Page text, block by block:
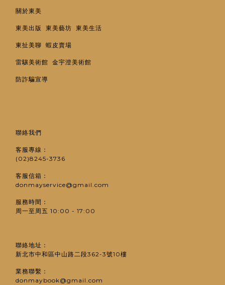
關於東美
東美出版 東美藝坊 東美生活
東扯美聊 蝦皮賣場
雷驤美術館 金宇澄美術館
防詐騙宣導
聯絡我們
客服專線：
(02)8245-3736
客服信箱：
donmayservice@gmail.com
服務時間：
周一至周五 10:00 - 17:00
聯絡地址：
新北市中和區中山路二段362-3號10樓
業務聯繫：
donmaybook@gmail.com